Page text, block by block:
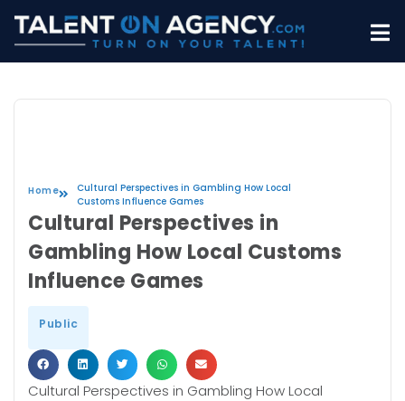
Home
Cultural Perspectives in Gambling How Local
Customs Influence Games
Cultural Perspectives in
Gambling How Local Customs
Influence Games
Public
Cultural Perspectives in Gambling How Local